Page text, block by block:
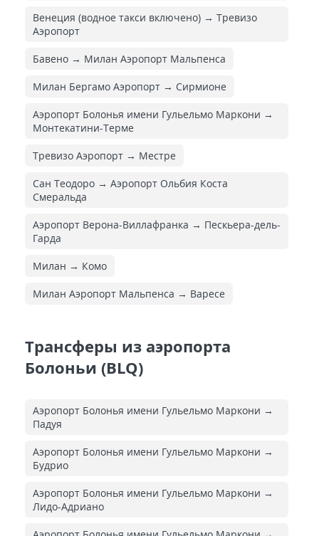
Венеция (водное такси включено) → Тревизо
Аэропорт
Бавено → Милан Аэропорт Мальпенса
Милан Бергамо Аэропорт → Сирмионе
Аэропорт Болонья имени Гульельмо Маркони →
Монтекатини-Терме
Тревизо Аэропорт → Местре
Сан Теодоро → Аэропорт Ольбия Коста
Смеральда
Аэропорт Верона-Виллафранка → Пескьера-дель-
Гарда
Милан → Комо
Милан Аэропорт Мальпенса → Варесе
Трансферы из аэропорта
Болоньи (BLQ)
Аэропорт Болонья имени Гульельмо Маркони →
Падуя
Аэропорт Болонья имени Гульельмо Маркони →
Будрио
Аэропорт Болонья имени Гульельмо Маркони →
Лидо-Адриано